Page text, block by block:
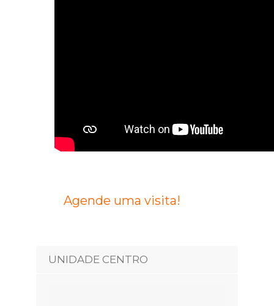
Agende uma visita!
UNIDADE CENTRO